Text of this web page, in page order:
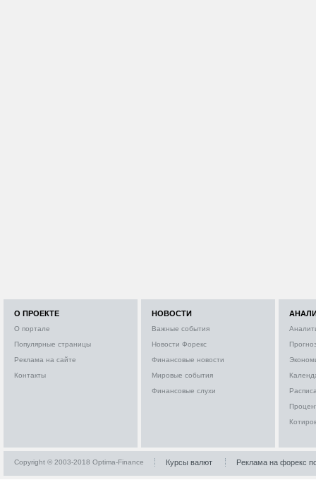
О ПРОЕКТЕ
О портале
Популярные страницы
Реклама на сайте
Контакты
НОВОСТИ
Важные события
Новости Форекс
Финансовые новости
Мировые события
Финансовые слухи
Copyright © 2003-2018 Optima-Finance Курсы валют Реклама на форекс